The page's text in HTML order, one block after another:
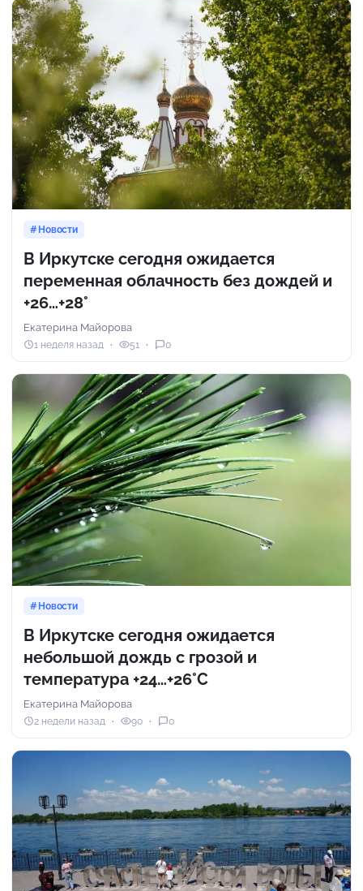
Новости
В Иркутске сегодня ожидается
переменная облачность без дождей и
+26…+28°
Екатерина Майорова
1 неделя назад 51 0
Новости
В Иркутске сегодня ожидается
небольшой дождь с грозой и
температура +24…+26°C
Екатерина Майорова
2 недели назад 90 0